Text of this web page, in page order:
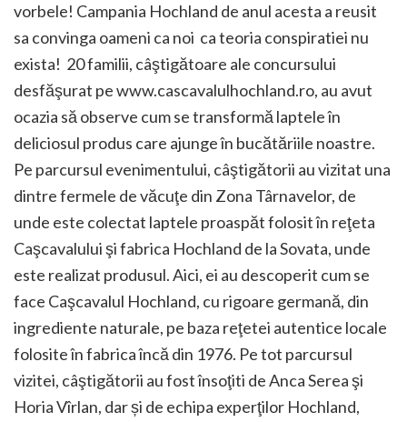
vorbele! Campania Hochland de anul acesta a reusit
sa convinga oameni ca noi ca teoria conspiratiei nu
exista! 20 familii, câştigătoare ale concursului
desfăşurat pe www.cascavalulhochland.ro, au avut
ocazia să observe cum se transformă laptele în
deliciosul produs care ajunge în bucătăriile noastre.
Pe parcursul evenimentului, câştigătorii au vizitat una
dintre fermele de văcuţe din Zona Târnavelor, de
unde este colectat laptele proaspăt folosit în reţeta
Caşcavalului şi fabrica Hochland de la Sovata, unde
este realizat produsul. Aici, ei au descoperit cum se
face Caşcavalul Hochland, cu rigoare germană, din
ingrediente naturale, pe baza reţetei autentice locale
folosite în fabrica încă din 1976. Pe tot parcursul
vizitei, câştigătorii au fost însoţiti de Anca Serea şi
Horia Vîrlan, dar și de echipa experţilor Hochland,